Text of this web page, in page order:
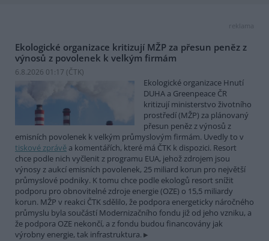
reklama
Ekologické organizace kritizují MŽP za přesun peněz z
výnosů z povolenek k velkým firmám
6.8.2026 01:17 (ČTK)
Ekologické organizace Hnutí
DUHA a Greenpeace ČR
kritizují ministerstvo životního
prostředí (MŽP) za plánovaný
přesun peněz z výnosů z
emisních povolenek k velkým průmyslovým firmám. Uvedly to v
tiskové zprávě a komentářích, které má ČTK k dispozici. Resort
chce podle nich vyčlenit z programu EUA, jehož zdrojem jsou
výnosy z aukcí emisních povolenek, 25 miliard korun pro největší
průmyslové podniky. K tomu chce podle ekologů resort snížit
podporu pro obnovitelné zdroje energie (OZE) o 15,5 miliardy
korun. MŽP v reakci ČTK sdělilo, že podpora energeticky náročného
průmyslu byla součástí Modernizačního fondu již od jeho vzniku, a
že podpora OZE nekončí, a z fondu budou financovány jak
výrobny energie, tak infrastruktura.